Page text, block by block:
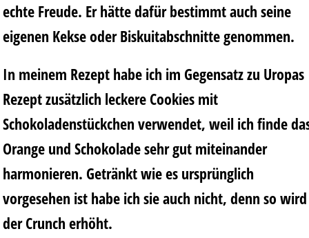
echte Freude. Er hätte dafür bestimmt auch seine
eigenen Kekse oder Biskuitabschnitte genommen.
In meinem Rezept habe ich im Gegensatz zu Uropas
Rezept zusätzlich leckere Cookies mit
Schokoladenstückchen verwendet, weil ich finde
Orange und Schokolade sehr gut miteinander
harmonieren. Getränkt wie es ursprünglich
vorgesehen ist habe ich sie auch nicht, denn so wird
der Crunch erhöht.